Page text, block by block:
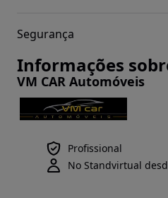
Segurança
Informações
VM CAR Automóveis
Profissional
No Standvirtual